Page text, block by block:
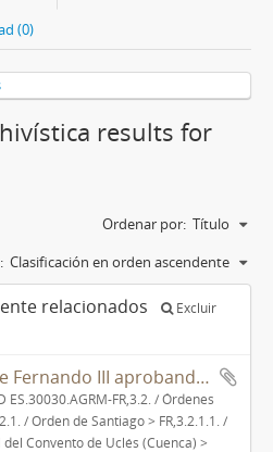
(0)
results for
Ordenar por: Título
Clasificación en orden ascendente
relacionados
Excluir
Carta real de Fernando III aprobando el trueque del castillo y lugar de Beas, perteneciente a Juan, obispo de Osma y canciller real, a cambio de heredades en Almazán, Ciruelos, Medinaceli y otros lugares propiedad de la Orden de Santiago.
ES.30030.AGRM-FR,3.2. / Órdenes
/ Orden de Santiago > FR,3.2.1.1. /
Convento de Uclés (Cuenca) >